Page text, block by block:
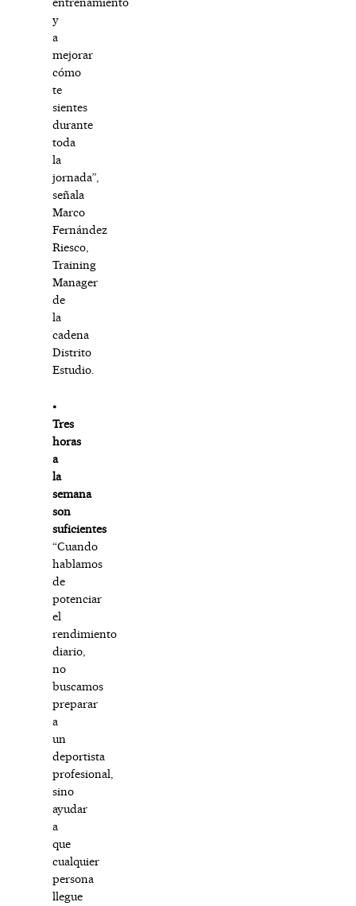
y
a
mejorar
cómo
te
sientes
durante
toda
la
jornada”,
señala
Marco
Fernández
Riesco,
Training
Manager
de
la
cadena
Distrito
Estudio.
⦁
Tres
horas
a
la
semana
son
suficientes
“Cuando
hablamos
de
potenciar
el
rendimiento
diario,
no
buscamos
preparar
a
un
deportista
profesional,
sino
ayudar
a
que
cualquier
persona
llegue